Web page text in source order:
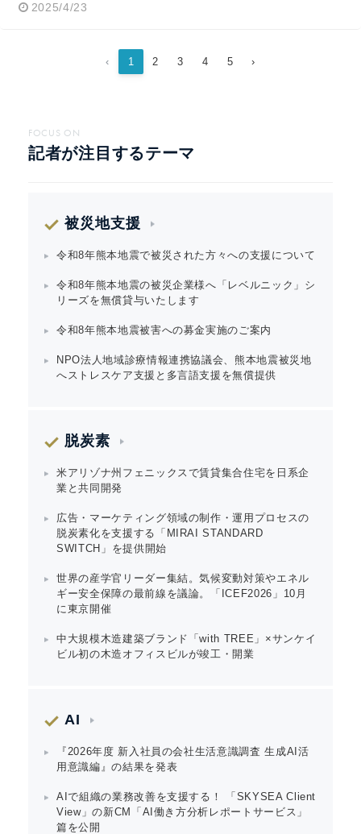
2025/4/23
‹ 1 2 3 4 5 ›
FOCUS ON
記者が注目するテーマ
被災地支援
令和8年熊本地震で被災された方々への支援について
令和8年熊本地震の被災企業様へ「レベルニック」シ
リーズを無償貸与いたします
令和8年熊本地震被害への募金実施のご案内
NPO法人地域診療情報連携協議会、熊本地震被災地
へストレスケア支援と多言語支援を無償提供
脱炭素
米アリゾナ州フェニックスで賃貸集合住宅を日系企
業と共同開発
広告・マーケティング領域の制作・運用プロセスの
脱炭素化を支援する「MIRAI STANDARD
SWITCH」を提供開始
世界の産学官リーダー集結。気候変動対策やエネル
ギー安全保障の最前線を議論。「ICEF2026」10月
に東京開催
中大規模木造建築ブランド「with TREE」×サンケイ
ビル初の木造オフィスビルが竣工・開業
AI
『2026年度 新入社員の会社生活意識調査 生成AI活
用意識編』の結果を発表
AIで組織の業務改善を支援する！ 「SKYSEA Client
View」の新CM「AI働き方分析レポートサービス」
篇を公開
Japanese
English